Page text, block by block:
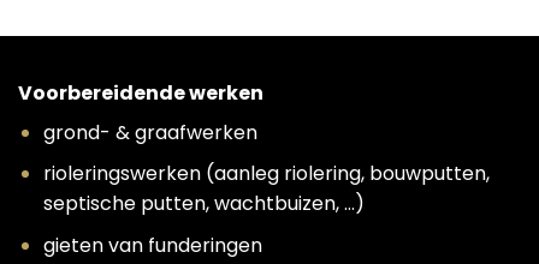
Voorbereidende werken
grond- & graafwerken
rioleringswerken (aanleg riolering, bouwputten,
septische putten, wachtbuizen, …)
gieten van funderingen